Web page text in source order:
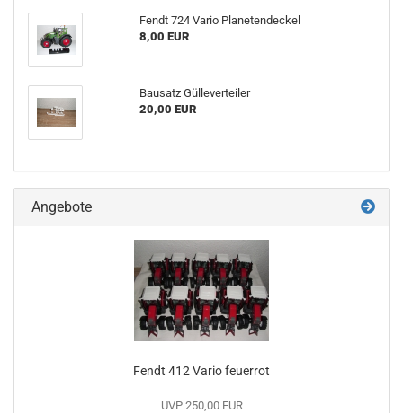
Fendt 724 Vario Planetendeckel
8,00 EUR
Bausatz Gülleverteiler
20,00 EUR
Angebote
Fendt 412 Vario feuerrot
UVP 250,00 EUR